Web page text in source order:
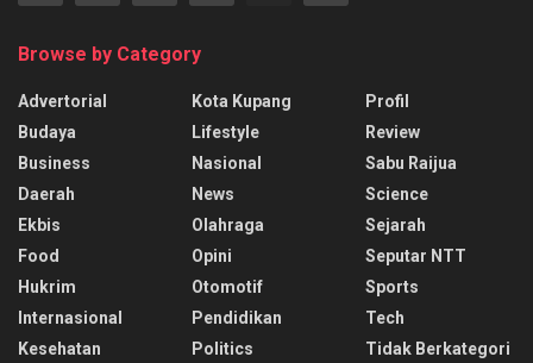
Browse by Category
Advertorial
Budaya
Business
Daerah
Ekbis
Food
Hukrim
Internasional
Kesehatan
Kota Kupang
Lifestyle
Nasional
News
Olahraga
Opini
Otomotif
Pendidikan
Politics
Profil
Review
Sabu Raijua
Science
Sejarah
Seputar NTT
Sports
Tech
Tidak Berkategori